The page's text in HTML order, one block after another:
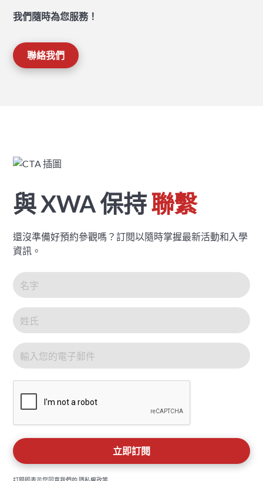
我們隨時為您服務！
聯絡我們
與 XWA 保持聯繫
還沒準備好預約參觀嗎？訂閱以隨時掌握最新活動和入學
資訊。